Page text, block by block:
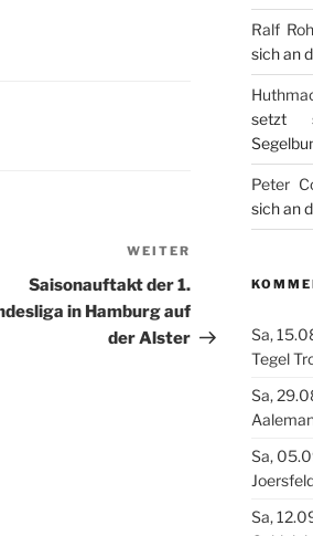
Beitrag
WEITER
Saisonauftakt der 1.
in Hamburg auf
der Alster
Ralf
sich an
setzt
Peter
sich an
Sa,
Tegel
Sa,
Sa,
Sa,